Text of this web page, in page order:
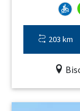
203 km